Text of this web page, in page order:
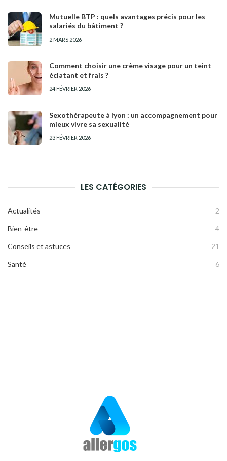
Mutuelle BTP : quels avantages précis pour les
salariés du bâtiment ?
2 MARS 2026
Comment choisir une crème visage pour un teint
éclatant et frais ?
24 FÉVRIER 2026
Sexothérapeute à lyon : un accompagnement pour
mieux vivre sa sexualité
23 FÉVRIER 2026
LES CATÉGORIES
Actualités 2
Bien-être 4
Conseils et astuces 21
Santé 6